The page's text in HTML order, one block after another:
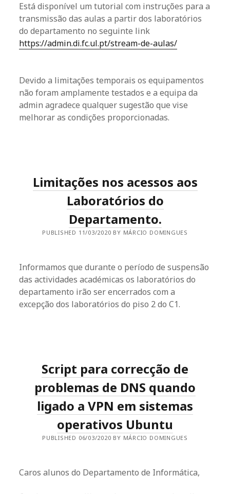
Está disponível um tutorial com instruções para a
transmissão das aulas a partir dos laboratórios
do departamento no seguinte link
https://admin.di.fc.ul.pt/stream-de-aulas/
Devido a limitações temporais os equipamentos
não foram amplamente testados e a equipa da
admin agradece qualquer sugestão que vise
melhorar as condições proporcionadas.
Limitações nos acessos aos
Laboratórios do
Departamento.
PUBLISHED 11/03/2020 BY MÁRCIO DOMINGUES
Informamos que durante o período de suspensão
das actividades académicas os laboratórios do
departamento irão ser encerrados com a
excepção dos laboratórios do piso 2 do C1.
Script para correcção de
problemas de DNS quando
ligado a VPN em sistemas
operativos Ubuntu
PUBLISHED 06/03/2020 BY MÁRCIO DOMINGUES
Caros alunos do Departamento de Informática,